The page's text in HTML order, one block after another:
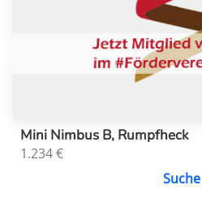
Mini Nimbus B, Rumpfheck
1.234€
Suche